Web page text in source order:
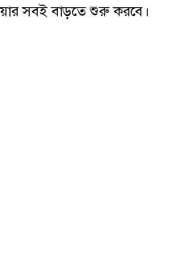
সবই বাড়তে শুরু করবে।